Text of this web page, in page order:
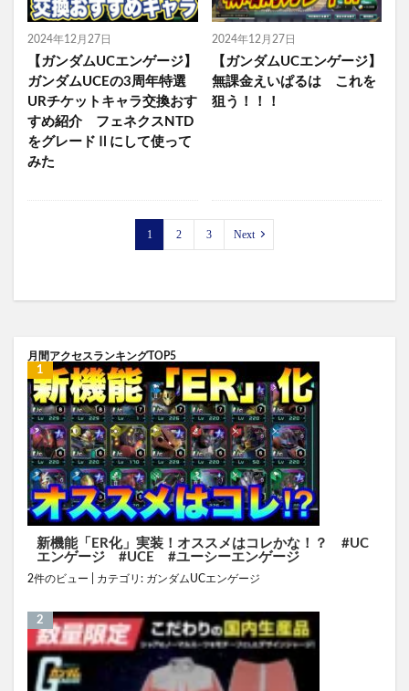
2024年12月27日
【ガンダムUCエンゲージ】
ガンダムUCEの3周年特選
URチケットキャラ交換おす
すめ紹介 フェネクスNTD
をグレードⅡにして使って
みた
2024年12月27日
【ガンダムUCエンゲージ】
無課金えいぱるは これを
狙う！！！
1 2 3 Next
月間アクセスランキングTOP5
新機能「ER化」実装！オススメはコレかな！？ #UC
エンゲージ #UCE #ユーシーエンゲージ
2件のビュー カテゴリ: ガンダムUCエンゲージ